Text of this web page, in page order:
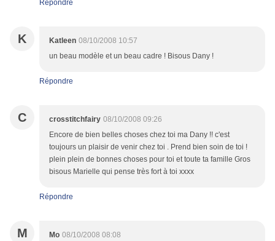
Répondre
K Katleen 08/10/2008 10:57
un beau modèle et un beau cadre ! Bisous Dany !
Répondre
C crosstitchfairy 08/10/2008 09:26
Encore de bien belles choses chez toi ma Dany !! c'est
toujours un plaisir de venir chez toi . Prend bien soin de toi !
plein plein de bonnes choses pour toi et toute ta famille Gros
bisous Marielle qui pense très fort à toi xxxx
Répondre
M Mo 08/10/2008 08:08